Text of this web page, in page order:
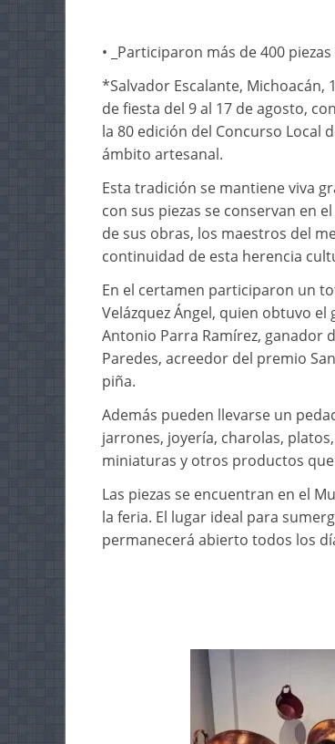
• _Participaron más de 400
*Salvador Escalante, Michoacán,
de fiesta del 9 al 17 de agosto,
la 80 edición del Concurso Local
ámbito artesanal.
Esta tradición se mantiene viva
con sus piezas se conservan en
de sus obras, los maestros del
continuidad de esta herencia
En el certamen participaron un
Velázquez Ángel, quien obtuvo
Antonio Parra Ramírez, ganador
Paredes, acreedor del premio
piña.
Además pueden llevarse un
jarrones, joyería, charolas,
miniaturas y otros productos
Las piezas se encuentran en el
la feria. El lugar ideal para
permanecerá abierto todos los